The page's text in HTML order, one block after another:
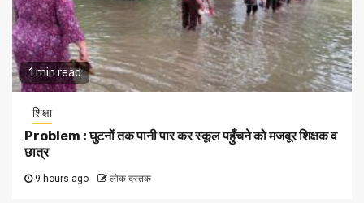
1 min read
शिक्षा
Problem : घुटनों तक पानी पार कर स्कूल पहुँचने को मजबूर शिक्षक व
छात्र
9 hours ago लोक दस्तक